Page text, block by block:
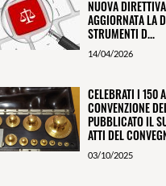
NUOVA
AGGIORNATA LA
STRUMENTI D...
14/04/2026
CELEBRATI I 150
CONVENZIONE
PUBBLICATO IL
ATTI DEL
03/10/2025